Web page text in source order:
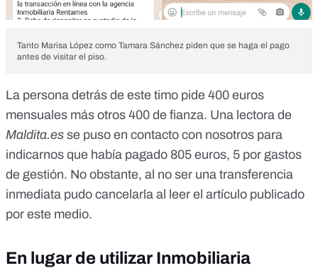
Tanto Marisa López como Tamara Sánchez piden que se haga el pago
antes de visitar el piso.
La persona detrás de este timo pide 400 euros
mensuales más otros 400 de fianza. Una lectora de
Maldita.es se puso en contacto con nosotros para
indicarnos que había pagado 805 euros, 5 por gastos
de gestión. No obstante, al no ser una transferencia
inmediata pudo cancelarla al leer el artículo publicado
por este medio.
En lugar de utilizar Inmobiliaria